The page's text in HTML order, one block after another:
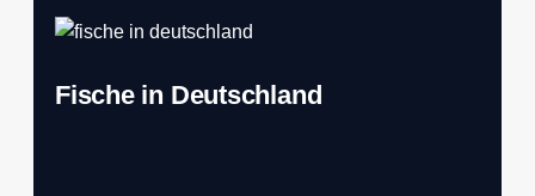
Fische in Deutschland